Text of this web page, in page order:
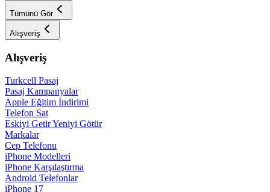
Tümünü Gör
Alışveriş
Alışveriş
Turkcell Pasaj
Pasaj Kampanyalar
Apple Eğitim İndirimi
Telefon Sat
Eskiyi Getir Yeniyi Götür
Markalar
Cep Telefonu
iPhone Modelleri
iPhone Karşılaştırma
Android Telefonlar
iPhone 17